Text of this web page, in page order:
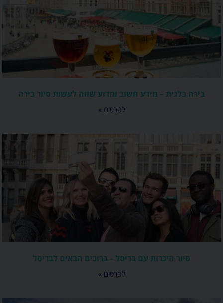
בירה בלגית – מידע חשוב ומדוע שווה לעשות סיור בירה
לפרטים »
סיור היכרות עם בריסל – ברוכים הבאים לבריסל
לפרטים »